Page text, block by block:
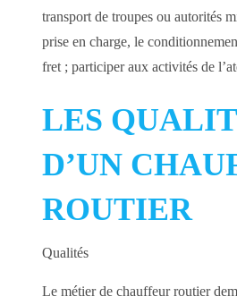
transport de troupes ou autorités
prise en charge, le
fret ; participer aux activités de
LES
D’UN
ROUTIER
Qualités
Le métier de chauffeur routier